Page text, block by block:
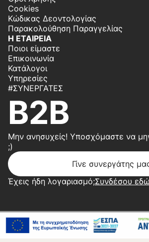
Cookies
Κώδικας Δεοντολογίας
Παρακολούθηση Παραγγελίας
Η ΕΤΑΙΡΕΙΑ
Ποιοι είμαστε
Επικοινωνία
Κατάλογοι
Υπηρεσίες
#ΣΥΝΕΡΓΆΤΕΣ
B2B
Μην ανησυχείς! Υποσχόμαστε να
;)
Γίνε συνεργάτης
Έχεις ήδη λογαριασμό;Συνδέσου
Copyright 2026 © Center Home |